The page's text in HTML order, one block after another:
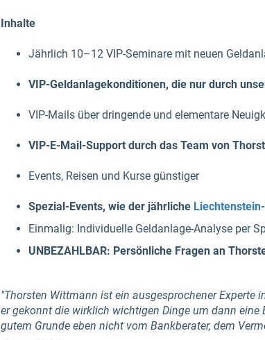
Inhalte
Jährlich 10–12 VIP-Seminare mit neuen
VIP-Geldanlagekonditionen, die nur durch
VIP-Mails über dringende und elementare
VIP-E-Mail-Support durch das Team von
Events, Reisen und Kurse günstiger
Spezial-Events, wie der jährliche
Einmalig: Individuelle Geldanlage-Analyse per
UNBEZAHLBAR: Persönliche Fragen an
"Thorsten Wittmann ist ein ausgesprochener Experte
er gekonnt die wirklich wichtigen Dinge um dann
gutem Grunde eben nicht vom Bankberater, dem